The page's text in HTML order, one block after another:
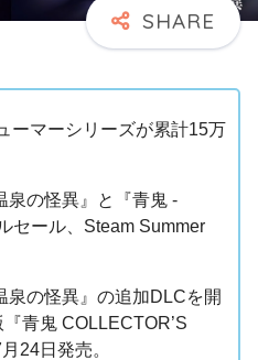
ーマーシリーズが累計15万
泉の怪異』と『青鬼 -
セール、Steam Summer
泉の怪異』の追加DLCを開
青鬼 COLLECTOR’S
24日発売。